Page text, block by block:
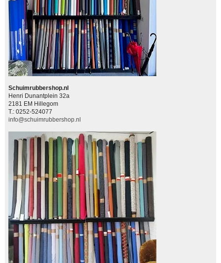
Schuimrubbershop.nl
Henri Dunantplein 32a
2181 EM Hillegom
T.: 0252-524077
info@schuimrubbershop.nl